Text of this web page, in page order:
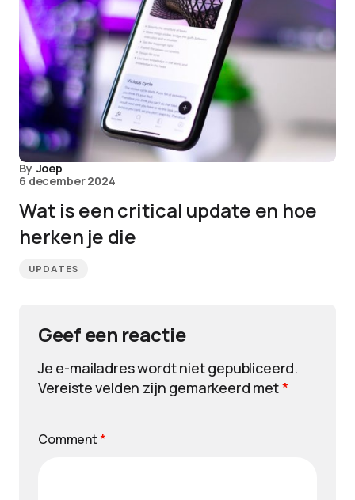
By Joep
6 december 2024
Wat is een critical update en hoe
herken je die
UPDATES
Geef een reactie
Je e-mailadres wordt niet gepubliceerd.
Vereiste velden zijn gemarkeerd met*
Comment *